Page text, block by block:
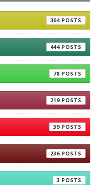
304
444
78
219
39
236
3